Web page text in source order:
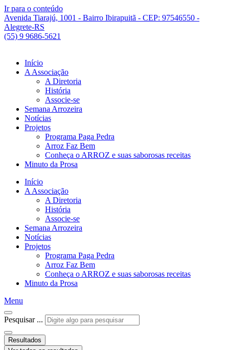
Ir para o conteúdo
Avenida Tiarajú, 1001 - Bairro Ibirapuitã - CEP: 97546550 -
Alegrete-RS
(55) 9 9686-5621
Início
A Associação
A Diretoria
História
Associe-se
Semana Arrozeira
Notícias
Projetos
Programa Paga Pedra
Arroz Faz Bem
Conheça o ARROZ e suas saborosas receitas
Minuto da Prosa
Início
A Associação
A Diretoria
História
Associe-se
Semana Arrozeira
Notícias
Projetos
Programa Paga Pedra
Arroz Faz Bem
Conheça o ARROZ e suas saborosas receitas
Minuto da Prosa
Menu
Pesquisar ...
Resultados